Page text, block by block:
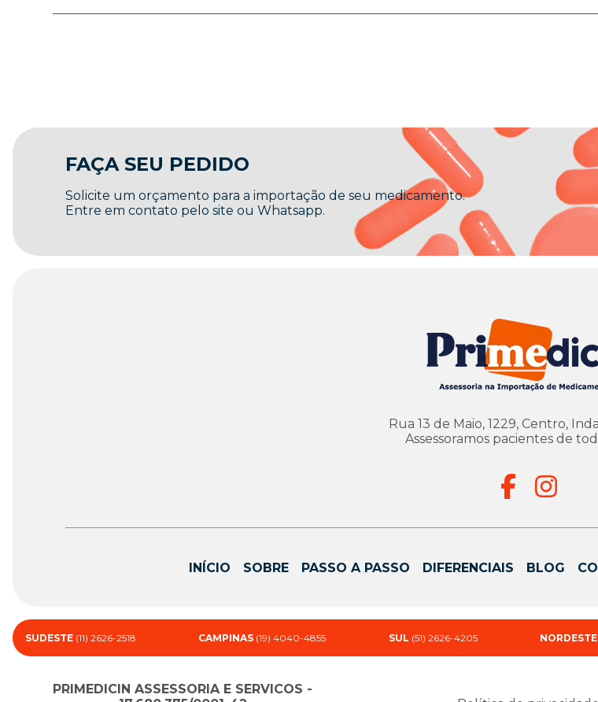
FAÇA SEU PEDIDO
Solicite um orçamento para a importação de seu medicamento.
Entre em contato pelo site ou Whatsapp.
Rua 13 de Maio, 1229, Centro,
Assessoramos pacientes de
INÍCIO SOBRE PASSO A PASSO DIFERENCIAIS BLOG
SUDESTE (11) 2626-2518 CAMPINAS (19) 4040-4855 SUL (51) 2626-4205 NORDESTE
PRIMEDICIN ASSESSORIA E SERVICOS -